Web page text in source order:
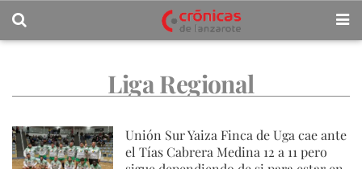
Liga Regional
Unión Sur Yaiza Finca de Uga cae ante
el Tías Cabrera Medina 12 a 11 pero